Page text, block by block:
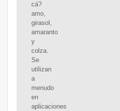
cá?
amo,
girasol,
amaranto
y
colza.
Se
utilizan
a
menudo
en
aplicaciones